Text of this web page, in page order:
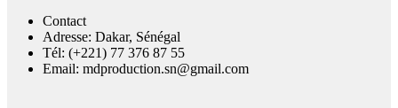
Contact
Adresse: Dakar, Sénégal
Tél: (+221) 77 376 87 55
Email: mdproduction.sn@gmail.com